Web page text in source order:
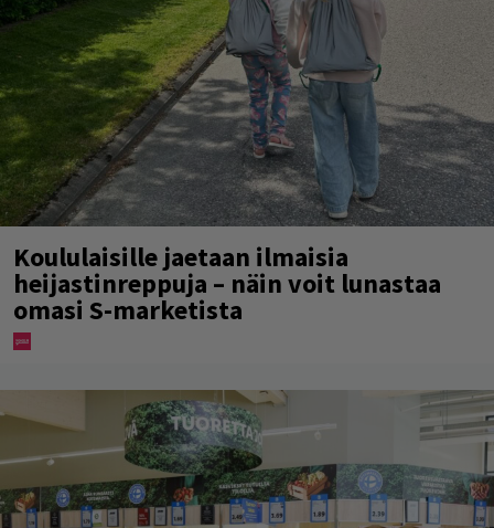
Koululaisille jaetaan ilmaisia
heijastinreppuja – näin voit lunastaa
omasi S-marketista